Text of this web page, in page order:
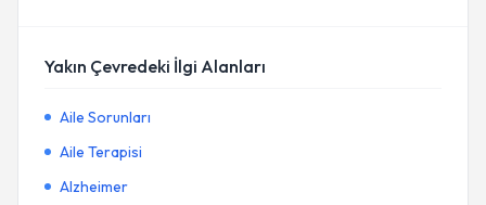
Yakın Çevredeki İlgi Alanları
Aile Sorunları
Aile Terapisi
Alzheimer